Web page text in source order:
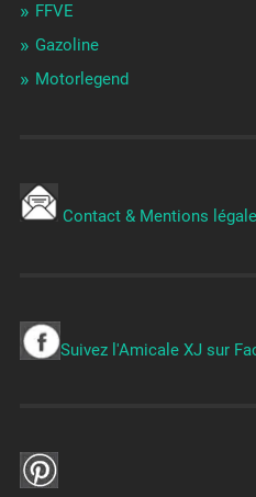
FFVE
Gazoline
Motorlegend
Contact & Mentions
Suivez l'Amicale XJ sur